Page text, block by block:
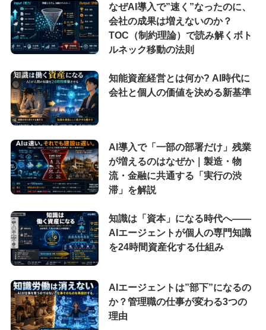
なぜAI導入で”速く”なったのに、
会社の成果は増えないのか？
TOC（制約理論）で読み解くボト
ルネック移動の法則
知能資産経営とは何か? AI時代に
会社と個人の価値を決める新基準
AI導入で「一部の部署だけ」残業
が増えるのはなぜか｜製造・物
流・金融に共通する「実行の渋
滞」を解説
知識は「資本」になる時代へ——
AIエージェントが個人の専門知識
を24時間資産化する仕組み
AIエージェントは”部下”になるの
か？管理職の仕事が変わる3つの
理由